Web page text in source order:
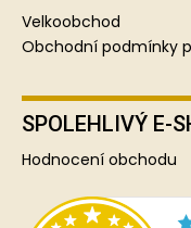
Velkoobchod
Obchodní podmínky
SPOLEHLIVÝ E-
Hodnocení obchodu